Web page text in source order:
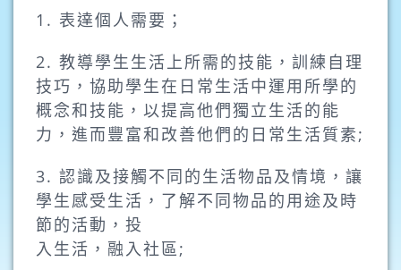
1. 表達個人需要；
2. 教導學生生活上所需的技能，訓練自理
技巧，協助學生在日常生活中運用所學的
概念和技能， 以提高他們獨立生活的能
力，進而豐富和改善他們的日常生活質素;
3. 認識及接觸不同的生活物品及情境，讓
學生感受生活，了解不同物品的用途及時
節的活動，投
入生活，融入社區;